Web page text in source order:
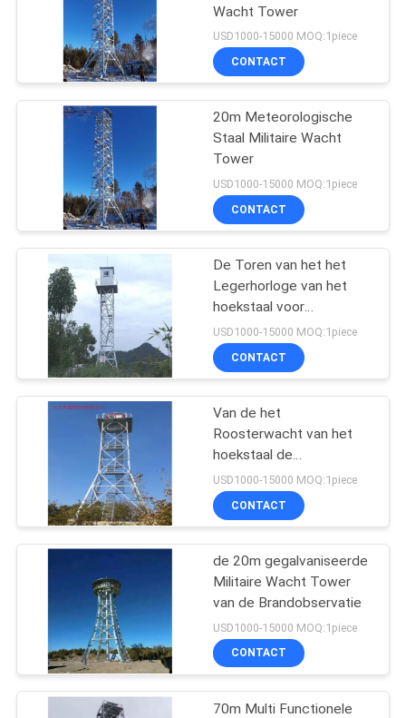
SITEMAP
PRIVACY
De Toren van de
Guyeddraad
70
3 Legged Toren
22
4 Legged Toren
De Toren van de
camouflagecel
Wacht Tower
USD1000-15000 MOQ:1piece
CONTACT
20m Meteorologische
Staal Militaire Wacht
Tower
USD1000-15000 MOQ:1piece
CONTACT
De Toren van het het
Legerhorloge van het
hoekstaal voor
Kunstmatige Observatie
USD1000-15000 MOQ:1piece
CONTACT
Van de het
Roosterwacht van het
hoekstaal de
Fenomenenhorloge van
Observation Tower
Meteorological
USD1000-15000 MOQ:1piece
CONTACT
de 20m gegalvaniseerde
Militaire Wacht Tower
van de Brandobservatie
USD1000-15000 MOQ:1piece
CONTACT
70m Multi Functionele